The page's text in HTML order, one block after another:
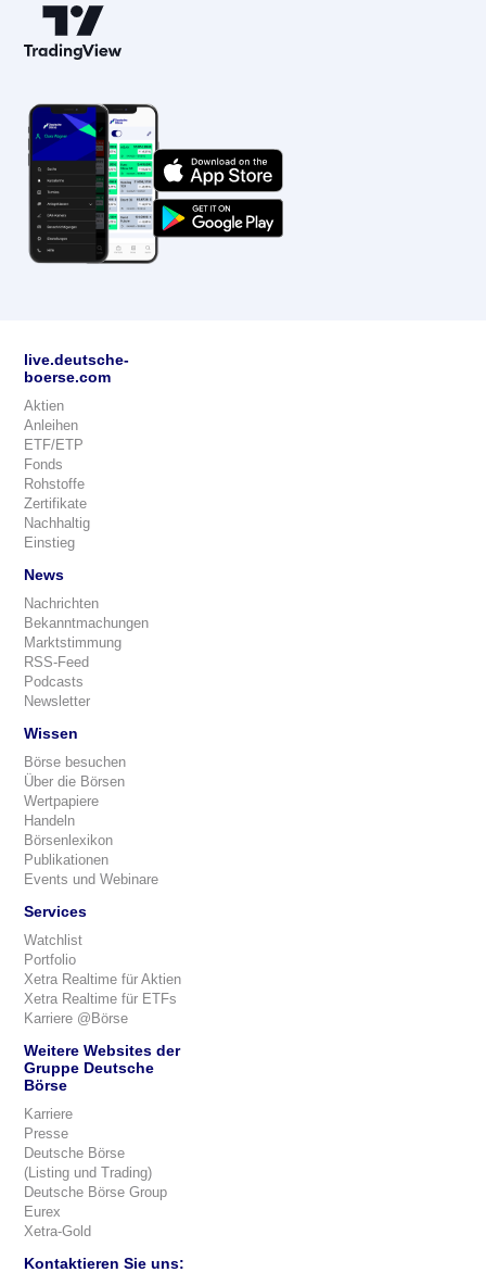
live.deutsche-
boerse.com
Aktien
Anleihen
ETF/ETP
Fonds
Rohstoffe
Zertifikate
Nachhaltig
Einstieg
News
Nachrichten
Bekanntmachungen
Marktstimmung
RSS-Feed
Podcasts
Newsletter
Wissen
Börse besuchen
Über die Börsen
Wertpapiere
Handeln
Börsenlexikon
Publikationen
Events und Webinare
Services
Watchlist
Portfolio
Xetra Realtime für Aktien
Xetra Realtime für ETFs
Karriere @Börse
Weitere Websites der
Gruppe Deutsche
Börse
Karriere
Presse
Deutsche Börse
(Listing und Trading)
Deutsche Börse Group
Eurex
Xetra-Gold
Kontaktieren Sie uns: